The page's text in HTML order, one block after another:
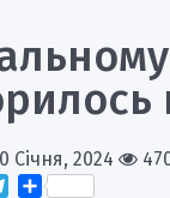
Січня, 2024
Telegram
Поділитися